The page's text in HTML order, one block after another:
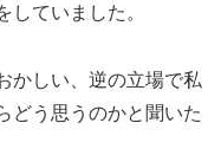
ていました。
かしい、逆の立場で私
どう思うのかと聞いた